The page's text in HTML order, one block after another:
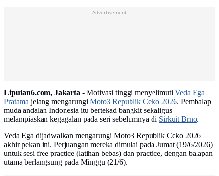
Advertisement
Liputan6.com, Jakarta - Motivasi tinggi menyelimuti Veda Ega
Pratama jelang mengarungi Moto3 Republik Ceko 2026. Pembalap
muda andalan Indonesia itu bertekad bangkit sekaligus
melampiaskan kegagalan pada seri sebelumnya di Sirkuit Brno.
Veda Ega dijadwalkan mengarungi Moto3 Republik Ceko 2026
akhir pekan ini. Perjuangan mereka dimulai pada Jumat (19/6/2026)
untuk sesi free practice (latihan bebas) dan practice, dengan balapan
utama berlangsung pada Minggu (21/6).